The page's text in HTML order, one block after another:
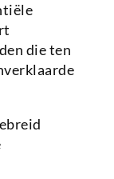
die ten